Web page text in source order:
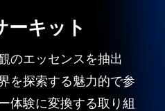
ーキット
のエッセンスを抽出
を探索する魅力的で参
体験に変換する取り組